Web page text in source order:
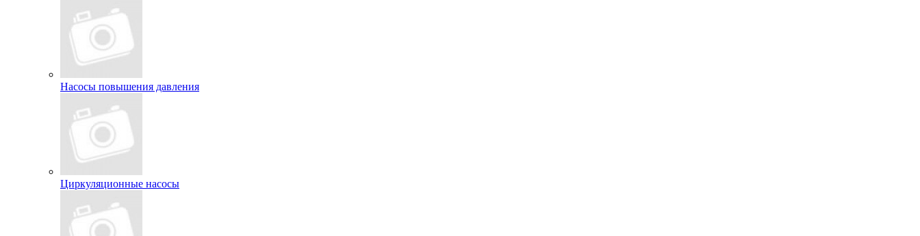
Насосы повышения давления
Циркуляционные насосы